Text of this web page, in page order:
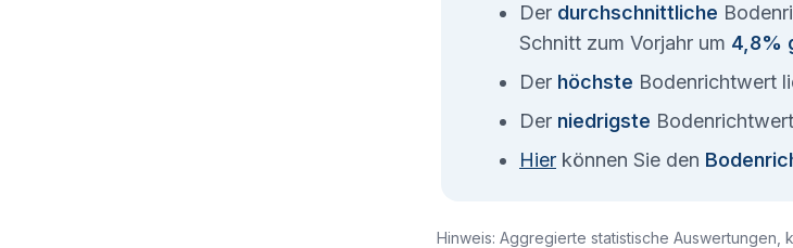
Der durchschnittliche
Schnitt zum Vorjahr um 4,8%
Der höchste Bodenrichtwert
Der niedrigste
Hier können Sie den
Hinweis: Aggregierte statistische